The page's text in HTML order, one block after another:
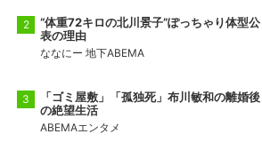
“体重72キロの北川景子”ぽっちゃり体型公
表の理由
ななにー 地下ABEMA
「ゴミ屋敷」「孤独死」布川敏和の離婚後
の絶望生活
ABEMAエンタメ